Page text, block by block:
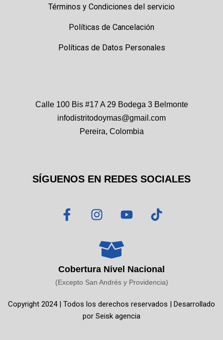
Términos y Condiciones del servicio
Políticas de Cancelación
Políticas de Datos Personales
Calle 100 Bis #17 A 29 Bodega 3 Belmonte
infodistritodoymas@gmail.com
Pereira, Colombia
SÍGUENOS EN REDES SOCIALES
F
a
o
o
-
I
n
t
a
g
r
m
Y
o
b
e
T
i
k
Cobertura Nivel Nacional
(Excepto San Andrés y Providencia)
Copyright 2024 | Todos los derechos reservados | Desarrollado
por Seisk agencia